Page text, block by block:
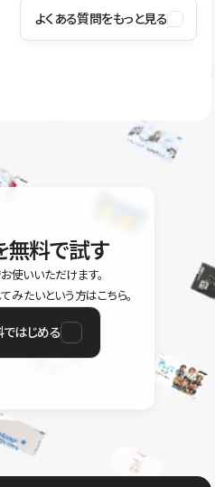
応しており、悪質なスクリプトの
プセンターでご確認いただけま
コミュニティもご利用ください。
よくある質問をもっと見る
無料で試す
使いいただけます。
みたいという方はこちら。
はじめる